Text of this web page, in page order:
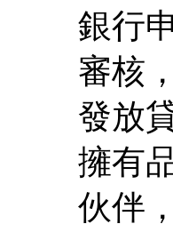
銀行
審核
發放
擁有
伙伴